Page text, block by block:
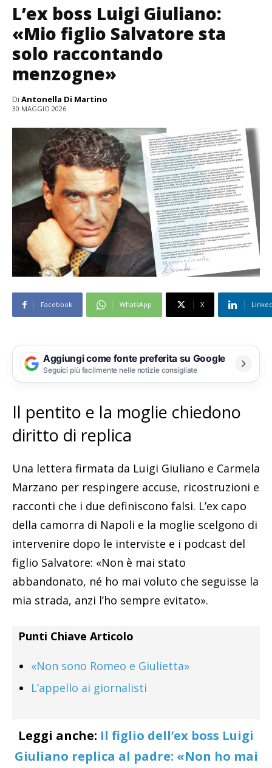
L’ex boss Luigi Giuliano:
«Mio figlio Salvatore sta
solo raccontando
menzogne»
Di Antonella Di Martino
30 MAGGIO 2026
Facebook WhatsApp X
Aggiungi come fonte preferita su Google
Seguici più facilmente nelle notizie consigliate
Il pentito e la moglie chiedono
diritto di replica
Una lettera firmata da Luigi Giuliano e Carmela
Marzano per respingere accuse, ricostruzioni e
racconti che i due definiscono falsi. L’ex capo
della camorra di Napoli e la moglie scelgono di
intervenire dopo le interviste e i podcast del
figlio Salvatore: «Non è mai stato
abbandonato, né ho mai voluto che seguisse la
mia strada, anzi l’ho sempre evitato».
Punti Chiave Articolo
«Non sono Romeo e Giulietta»
L’appello ai giornalisti
Leggi anche: Il figlio dell’ex boss Luigi
Giuliano replica al padre: «Non ho mai